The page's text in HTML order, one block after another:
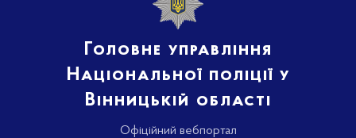
Головне управління
Національної поліції у
Вінницькій області
Офіційний вебпортал